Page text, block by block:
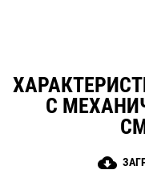
С
cloud_download